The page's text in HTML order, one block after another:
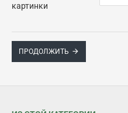
картинки
ПРОДОЛЖИТЬ